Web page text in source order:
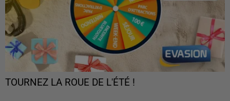
TOURNEZ LA ROUE DE L'ÉTÉ !